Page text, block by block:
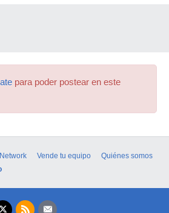
para poder postear en este
Vende tu equipo
Quiénes somos